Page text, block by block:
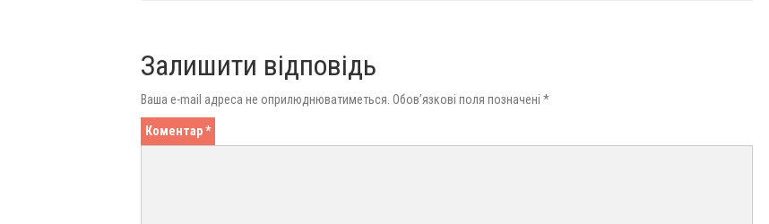
Залишити відповідь
Ваша e-mail адреса не оприлюднюватиметься. Обов’язкові поля позначені *
Коментар*